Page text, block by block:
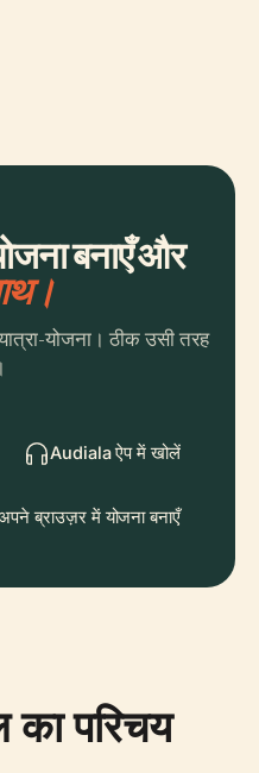
बनाएँ और
योजना। ठीक उसी तरह
Audiala ऐप में खोलें
ब्राउज़र में योजना बनाएँ
परिचय